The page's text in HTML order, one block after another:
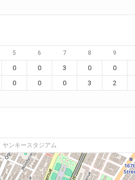
5 6 7 8 9
0 0 3 0 0
0 0 0 3 2
ヤンキースタジアム